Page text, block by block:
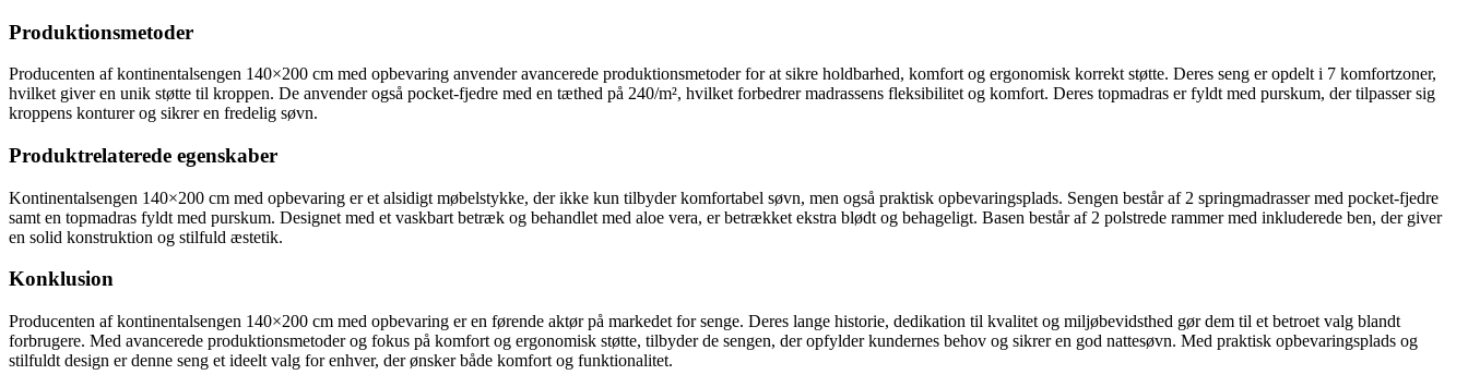
Produktionsmetoder
Producenten af kontinentalsengen 140×200 cm med opbevaring anvender avancerede produktionsmetoder for at sikre holdbarhed, komfort og ergonomisk korrekt støtte. Deres seng er opdelt i 7 komfortzoner,
hvilket giver en unik støtte til kroppen. De anvender også pocket-fjedre med en tæthed på 240/m², hvilket forbedrer madrassens fleksibilitet og komfort. Deres topmadras er fyldt med purskum, der tilpasser sig
kroppens konturer og sikrer en fredelig søvn.
Produktrelaterede egenskaber
Kontinentalsengen 140×200 cm med opbevaring er et alsidigt møbelstykke, der ikke kun tilbyder komfortabel søvn, men også praktisk opbevaringsplads. Sengen består af 2 springmadrasser med pocket-fjedre
samt en topmadras fyldt med purskum. Designet med et vaskbart betræk og behandlet med aloe vera, er betrækket ekstra blødt og behageligt. Basen består af 2 polstrede rammer med inkluderede ben, der giver
en solid konstruktion og stilfuld æstetik.
Konklusion
Producenten af kontinentalsengen 140×200 cm med opbevaring er en førende aktør på markedet for senge. Deres lange historie, dedikation til kvalitet og miljøbevidsthed gør dem til et betroet valg blandt
forbrugere. Med avancerede produktionsmetoder og fokus på komfort og ergonomisk støtte, tilbyder de sengen, der opfylder kundernes behov og sikrer en god nattesøvn. Med praktisk opbevaringsplads og
stilfuldt design er denne seng et ideelt valg for enhver, der ønsker både komfort og funktionalitet.